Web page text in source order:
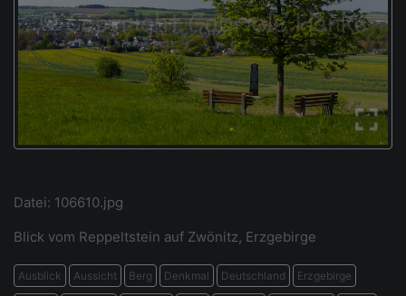
Datei: 106610.jpg
Blick vom Reppeltstein auf Zwönitz, Erzgebirge
Ausblick Aussicht Berg Denkmal Deutschland Erzgebirge